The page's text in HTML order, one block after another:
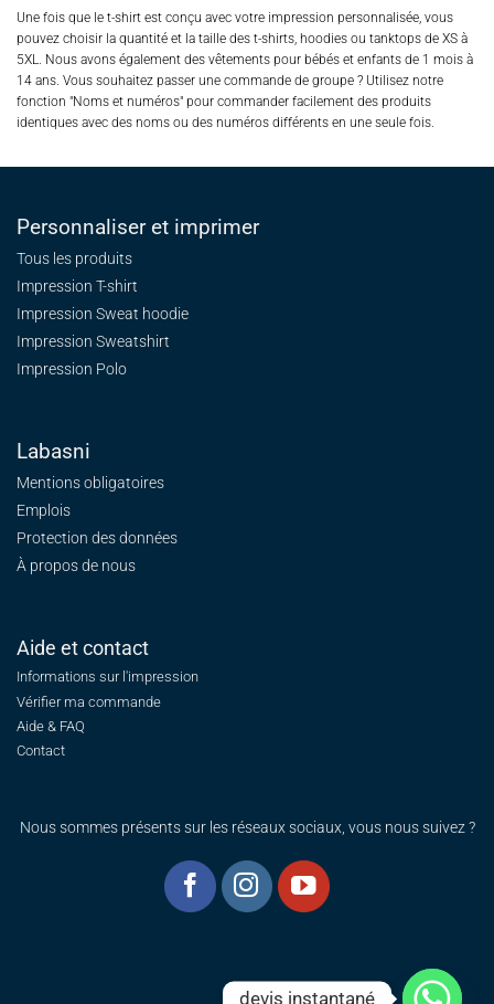
Une fois que le t-shirt est conçu avec votre impression personnalisée, vous
pouvez choisir la quantité et la taille des t-shirts, hoodies ou tanktops de XS à
5XL. Nous avons également des vêtements pour bébés et enfants de 1 mois à
14 ans. Vous souhaitez passer une commande de groupe ? Utilisez notre
fonction "Noms et numéros" pour commander facilement des produits
identiques avec des noms ou des numéros différents en une seule fois.
Personnaliser et imprimer
Tous les produits
Impression T-shirt
Impression Sweat hoodie
Impression Sweatshirt
Impression Polo
Labasni
Mentions obligatoires
Emplois
Protection des données
À propos de nous
Aide et contact
Informations sur l'impression
Vérifier ma commande
Aide & FAQ
Contact
Nous sommes présents sur les réseaux sociaux, vous nous suivez ?
devis instantané